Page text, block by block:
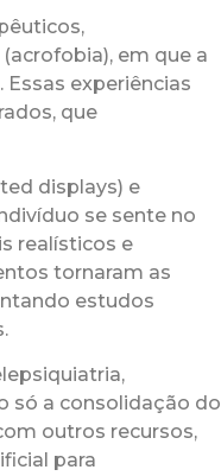
em que a
experiências
que
displays) e
se sente no
realísticos e
tornaram as
estudos
só a consolidação do
outros recursos,
para